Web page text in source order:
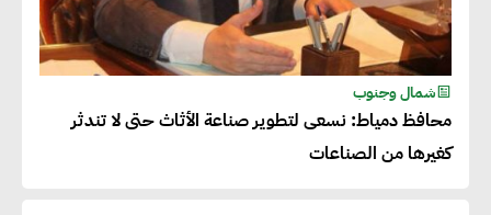
شمال وجنوب
محافظ دمياط: نسعى لتطوير صناعة الأثاث حتى لا تندثر
كغيرها من الصناعات